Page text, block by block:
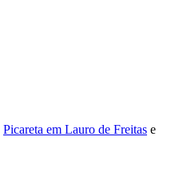
Picareta em Lauro de Freitas e